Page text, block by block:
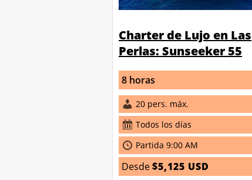
Charter de Lujo en Las
Perlas: Sunseeker 55
8 horas
20 pers. máx.
Todos los días
Partida 9:00 AM
Desde$5,125 USD